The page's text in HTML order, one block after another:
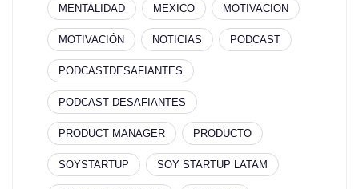
MENTALIDAD MEXICO MOTIVACION
MOTIVACIÓN NOTICIAS PODCAST
PODCASTDESAFIANTES
PODCAST DESAFIANTES
PRODUCT MANAGER PRODUCTO
SOYSTARTUP SOY STARTUP LATAM